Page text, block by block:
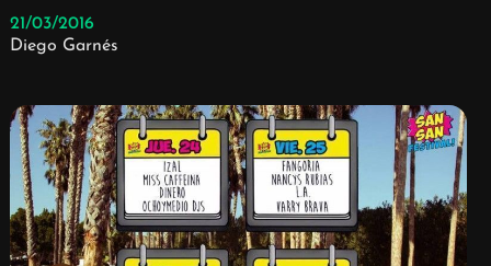
21/03/2016
Diego Garnés